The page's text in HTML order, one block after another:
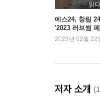
지질하다 ：
상처 : 서로
포장하다 :
염치가 있다
읽다
예스24, 창립
'2023 러브썸
최
2023년 02월 22
저자 소개